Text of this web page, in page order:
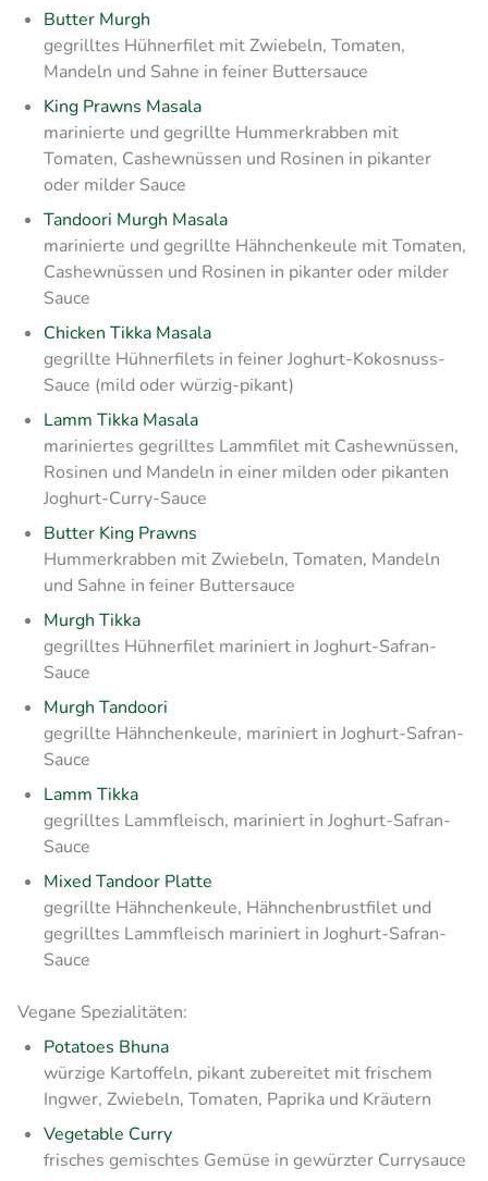
Butter Murgh
gegrilltes Hühnerfilet mit Zwiebeln, Tomaten,
Mandeln und Sahne in feiner Buttersauce
King Prawns Masala
marinierte und gegrillte Hummerkrabben mit
Tomaten, Cashewnüssen und Rosinen in pikanter
oder milder Sauce
Tandoori Murgh Masala
marinierte und gegrillte Hähnchenkeule mit Tomaten,
Cashewnüssen und Rosinen in pikanter oder milder
Sauce
Chicken Tikka Masala
gegrillte Hühnerfilets in feiner Joghurt-Kokosnuss-
Sauce (mild oder würzig-pikant)
Lamm Tikka Masala
mariniertes gegrilltes Lammfilet mit Cashewnüssen,
Rosinen und Mandeln in einer milden oder pikanten
Joghurt-Curry-Sauce
Butter King Prawns
Hummerkrabben mit Zwiebeln, Tomaten, Mandeln
und Sahne in feiner Buttersauce
Murgh Tikka
gegrilltes Hühnerfilet mariniert in Joghurt-Safran-
Sauce
Murgh Tandoori
gegrillte Hähnchenkeule, mariniert in Joghurt-Safran-
Sauce
Lamm Tikka
gegrilltes Lammfleisch, mariniert in Joghurt-Safran-
Sauce
Mixed Tandoor Platte
gegrillte Hähnchenkeule, Hähnchenbrustfilet und
gegrilltes Lammfleisch mariniert in Joghurt-Safran-
Sauce
Vegane Spezialitäten:
Potatoes Bhuna
würzige Kartoffeln, pikant zubereitet mit frischem
Ingwer, Zwiebeln, Tomaten, Paprika und Kräutern
Vegetable Curry
frisches gemischtes Gemüse in gewürzter Currysauce